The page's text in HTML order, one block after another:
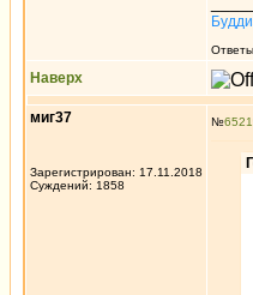
Наверх
миг37
Зарегистрирован: 17.11.2018
Суждений: 1858
№